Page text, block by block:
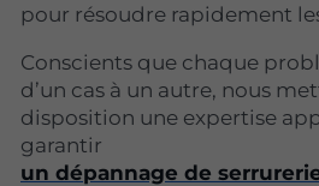
pour résoudre rapidement
Conscients que chaque
d’un cas à un autre, nous
disposition une expertise
garantir
un dépannage de